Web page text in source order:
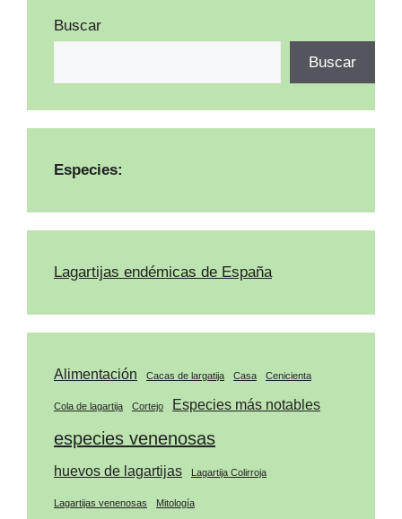
Buscar
Buscar
Especies:
Lagartijas endémicas de España
Alimentación Cacas de largatija Casa Cenicienta
Cola de lagartija Cortejo Especies más notables
especies venenosas
huevos de lagartijas Lagartija Colirroja
Lagartijas venenosas Mitología